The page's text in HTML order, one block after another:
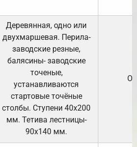
Деревянная, одно или
двухмаршевая. Перила-
заводские резные,
балясины- заводские
точеные,
устанавливаются
стартовые точёные
столбы. Ступени 40х200
мм. Тетива лестницы-
90х140 мм.